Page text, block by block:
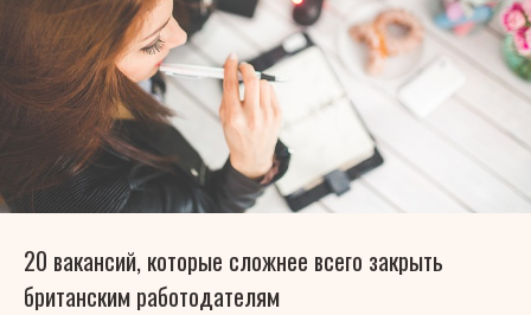
20 вакансий, которые сложнее всего закрыть
британским работодателям